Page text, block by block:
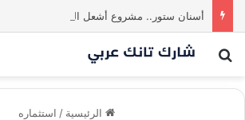
بحث عن
الرئيسية / استثماره